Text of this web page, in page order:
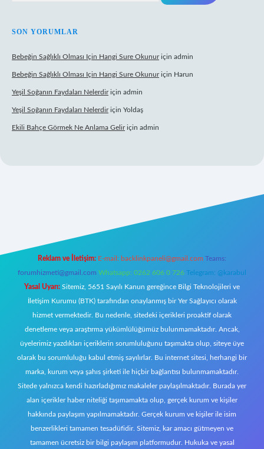
SON YORUMLAR
Bebeğin Sağlıklı Olması Için Hangi Sure Okunuriçin admin
Bebeğin Sağlıklı Olması Için Hangi Sure Okunuriçin Harun
Yeşil Soğanın Faydaları Nelerdiriçin admin
Yeşil Soğanın Faydaları Nelerdiriçin Yoldaş
Ekili Bahçe Görmek Ne Anlama Geliriçin admin
Reklam ve İletişim: E-mail: backlinkpaneli@gmail.com Teams:
forumhizmeti@gmail.com Whatsapp: 0262 606 0 726 Telegram: @karabul
Yasal Uyarı: Sitemiz, 5651 Sayılı Kanun gereğince Bilgi Teknolojileri ve
İletişim Kurumu (BTK) tarafından onaylanmış bir Yer Sağlayıcı olarak
hizmet vermektedir. Bu nedenle, sitedeki içerikleri proaktif olarak
denetleme veya araştırma yükümlülüğümüz bulunmamaktadır. Ancak,
üyelerimiz yazdıkları içeriklerin sorumluluğunu taşımakta olup, siteye üye
olarak bu sorumluluğu kabul etmiş sayılırlar. Bu internet sitesi, herhangi bir
marka, kurum veya şahıs şirketi ile hiçbir bağlantısı bulunmamaktadır.
Sitede yalnızca kendi hazırladığımız makaleler paylaşılmaktadır. Burada yer
alan içerikler haber niteliği taşımamakta olup, gerçek kurum ve kişiler
hakkında paylaşım yapılmamaktadır. Gerçek kurum ve kişiler ile isim
benzerlikleri tamamen tesadüfidir. Sitemiz, kar amacı gütmeyen ve
tamamen ücretsiz bir bilgi paylaşım platformudur. Hukuka ve yasal